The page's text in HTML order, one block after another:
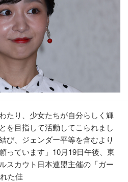
たり、少女たちが自分らしく輝
を目指して活動してこられまし
び、ジェンダー平等を含むより
っています」10月19日午後、東
スカウト日本連盟主催の「ガー
た佳